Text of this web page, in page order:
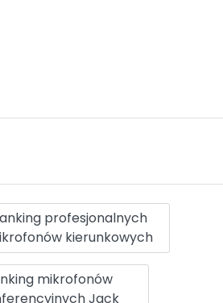
profesjonalnych
kierunkowych
mikrofonów
Jack